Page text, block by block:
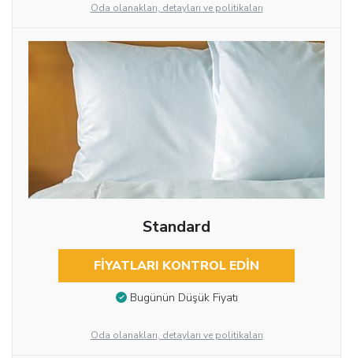
Oda olanakları, detayları ve politikaları
Standard
FIYATLARI KONTROL EDIN
Bugünün Düşük Fiyatı
Oda olanakları, detayları ve politikaları